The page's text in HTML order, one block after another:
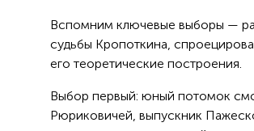
Вспомним ключевые выборы —
судьбы Кропоткина,
его теоретические построения.
Выбор первый: юный потомок
Рюриковичей, выпускник